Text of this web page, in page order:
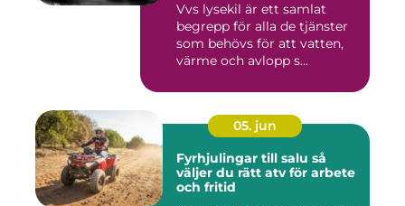
Vvs lysekil är ett samlat
begrepp för alla de tjänster
som behövs för att vatten,
värme och avlopp s...
05. jun
Fyrhjulingar till salu så
väljer du rätt atv för arbete
och fritid